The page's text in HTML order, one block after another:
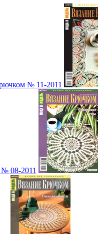
№ 11-2011
08-2011